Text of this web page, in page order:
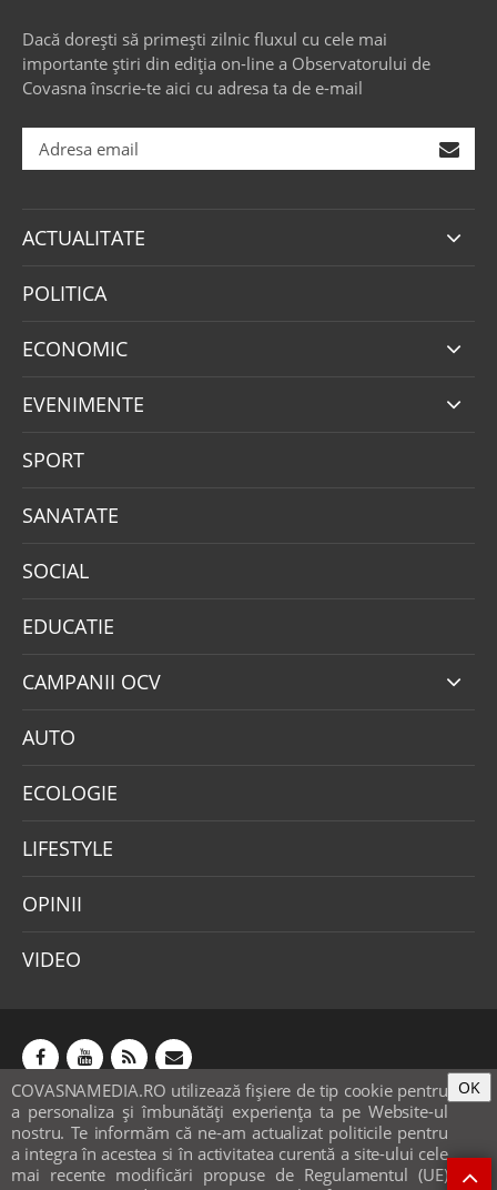
Dacă dorești să primești zilnic fluxul cu cele mai
importante știri din ediția on-line a Observatorului de
Covasna înscrie-te aici cu adresa ta de e-mail
ACTUALITATE
POLITICA
ECONOMIC
EVENIMENTE
SPORT
SANATATE
SOCIAL
EDUCATIE
CAMPANII OCV
AUTO
ECOLOGIE
LIFESTYLE
OPINII
VIDEO
COVASNAMEDIA.RO utilizează fişiere de tip cookie pentru
a personaliza și îmbunătăți experiența ta pe Website-ul
nostru. Te informăm că ne-am actualizat politicile pentru
a integra în acestea si în activitatea curentă a site-ului cele
mai recente modificări propuse de Regulamentul (UE)
OK
Abonamente Publicitate
Mica publicitate
Contact
Sondaje
POLITICA COOKIE-URI & GDPR
© covasnamedia.ro. Website bysofthost.